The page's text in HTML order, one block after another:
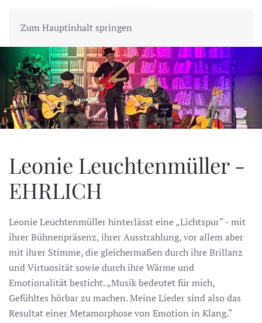
Zum Hauptinhalt springen
MENÜ
Leonie Leuchtenmüller -
EHRLICH
Leonie Leuchtenmüller hinterlässt eine „Lichtspur“ - mit
ihrer Bühnenpräsenz, ihrer Ausstrahlung, vor allem aber
mit ihrer Stimme, die gleichermaßen durch ihre Brillanz
und Virtuosität sowie durch ihre Wärme und
Emotionalität besticht. „Musik bedeutet für mich,
Gefühltes hörbar zu machen. Meine Lieder sind also das
Resultat einer Metamorphose von Emotion in Klang.“